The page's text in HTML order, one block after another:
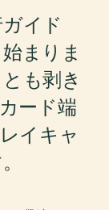
イド
まりま
も剥き
ード端
イキャ